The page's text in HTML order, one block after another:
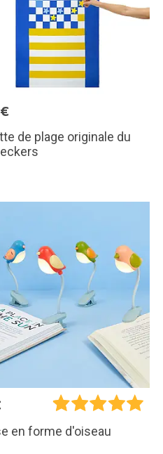
de plage originale du
en forme d'oiseau